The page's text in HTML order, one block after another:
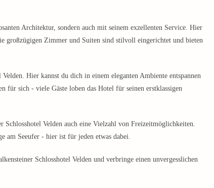
Architektur, sondern auch mit seinem exzellenten Service. Hier
Zimmer und Suiten sind stilvoll eingerichtet und bieten
Hier kannst du dich in einem eleganten Ambiente entspannen
für sich - viele Gäste loben das Hotel für seinen erstklassigen
Schlosshotel Velden auch eine Vielzahl von Freizeitmöglichkeiten.
am Seeufer - hier ist für jeden etwas dabei.
Schlosshotel Velden und verbringe einen unvergesslichen